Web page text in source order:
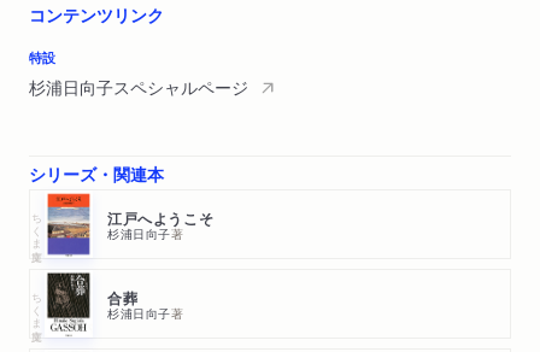
コンテンツリンク
特設
杉浦日向子スペシャルページ
シリーズ・関連本
ちくま文庫 江戸へようこそ
杉浦日向子著
ちくま文庫 合葬
杉浦日向子著